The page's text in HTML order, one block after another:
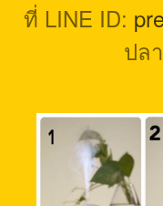
ที่ LINE ID:
ปล